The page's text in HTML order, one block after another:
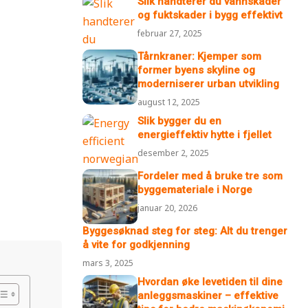
og fuktskader i bygg effektivt
februar 27, 2025
Tårnkraner: Kjemper som
former byens skyline og
moderniserer urban utvikling
august 12, 2025
Slik bygger du en
energieffektiv hytte i fjellet
desember 2, 2025
Fordeler med å bruke tre som
byggemateriale i Norge
januar 20, 2026
Byggesøknad steg for steg: Alt du trenger
å vite for godkjenning
mars 3, 2025
Hvordan øke levetiden til dine
anleggsmaskiner – effektive